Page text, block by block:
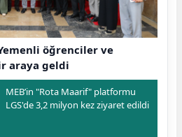
öğrenciler ve
araya geldi
MEB’in "Rota Maarif" platformu
LGS'de 3,2 milyon kez ziyaret edildi